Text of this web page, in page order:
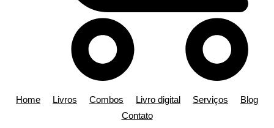
Home Livros Combos Livro digital Serviços
Blog
Contato